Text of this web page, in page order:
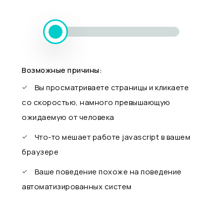
Возможные причины:
Вы просматриваете страницы и кликаете
со скоростью, намного превышающую
ожидаемую от человека
Что-то мешает работе javascript в вашем
браузере
Ваше поведение похоже на поведение
автоматизированных систем